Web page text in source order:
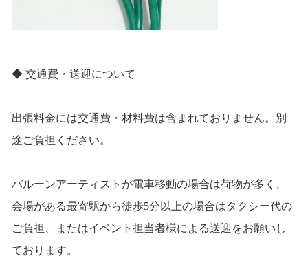
◆ 交通費・送迎について
出張料金には交通費・材料費は含まれておりません。別
途ご負担ください。
バルーンアーティストが電車移動の場合は荷物が多く、
会場がある最寄駅から徒歩5分以上の場合はタクシー代の
ご負担、またはイベント担当者様による送迎をお願いし
ております。